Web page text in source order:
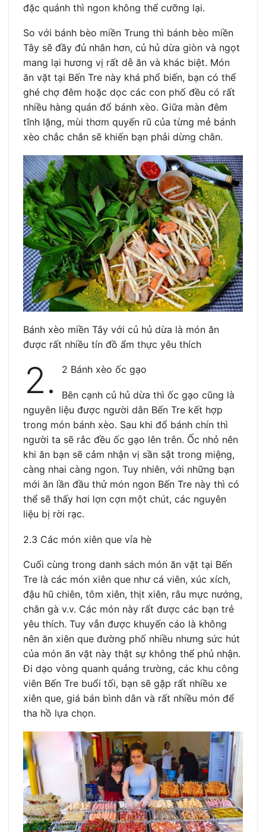
đặc quánh thì ngon không thể cưỡng lại.
So với bánh bèo miền Trung thì bánh bèo miền
Tây sẽ đầy đủ nhân hơn, củ hủ dừa giòn và ngọt
mang lại hương vị rất dễ ăn và khác biệt. Món
ăn vặt tại Bến Tre này khá phổ biến, bạn có thể
ghé chợ đêm hoặc dọc các con phố đều có rất
nhiều hàng quán đổ bánh xèo. Giữa màn đêm
tĩnh lặng, mùi thơm quyến rũ của từng mẻ bánh
xèo chắc chắn sẽ khiến bạn phải dừng chân.
Bánh xèo miền Tây với củ hủ dừa là món ăn
được rất nhiều tín đồ ẩm thực yêu thích
2. 2 Bánh xèo ốc gạo
Bên cạnh củ hủ dừa thì ốc gạo cũng là
nguyên liệu được người dân Bến Tre kết hợp
trong món bánh xèo. Sau khi đổ bánh chín thì
người ta sẽ rắc đều ốc gạo lên trên. Ốc nhỏ nên
khi ăn bạn sẽ cảm nhận vị sần sật trong miệng,
càng nhai càng ngon. Tuy nhiên, với những bạn
mới ăn lần đầu thử món ngon Bến Tre này thì có
thể sẽ thấy hơi lợn cợn một chút, các nguyên
liệu bị rời rạc.
2.3 Các món xiên que vỉa hè
Cuối cùng trong danh sách món ăn vặt tại Bến
Tre là các món xiên que như cá viên, xúc xích,
đậu hũ chiên, tôm xiên, thịt xiên, râu mực nướng,
chân gà v.v. Các món này rất được các bạn trẻ
yêu thích. Tuy vẫn được khuyến cáo là không
nên ăn xiên que đường phố nhiều nhưng sức hút
của món ăn vặt này thật sự không thể phủ nhận.
Đi dạo vòng quanh quảng trường, các khu công
viên Bến Tre buổi tối, bạn sẽ gặp rất nhiều xe
xiên que, giá bán bình dân và rất nhiều món để
tha hồ lựa chọn.